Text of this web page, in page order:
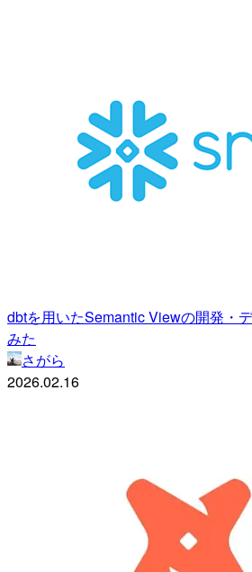
dbtを用いたSemantic Viewの開発・
みた
さがら
2026.02.16